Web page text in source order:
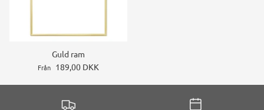
Guld ram
Från 189,00 DKK